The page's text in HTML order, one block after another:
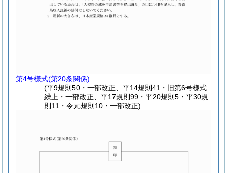
第4号様式(第20条関係)
(平9規則50・一部改正、平14規則41・旧第6号様式
繰上・一部改正、平17規則99・平20規則5・平30規
則11・令元規則10・一部改正)